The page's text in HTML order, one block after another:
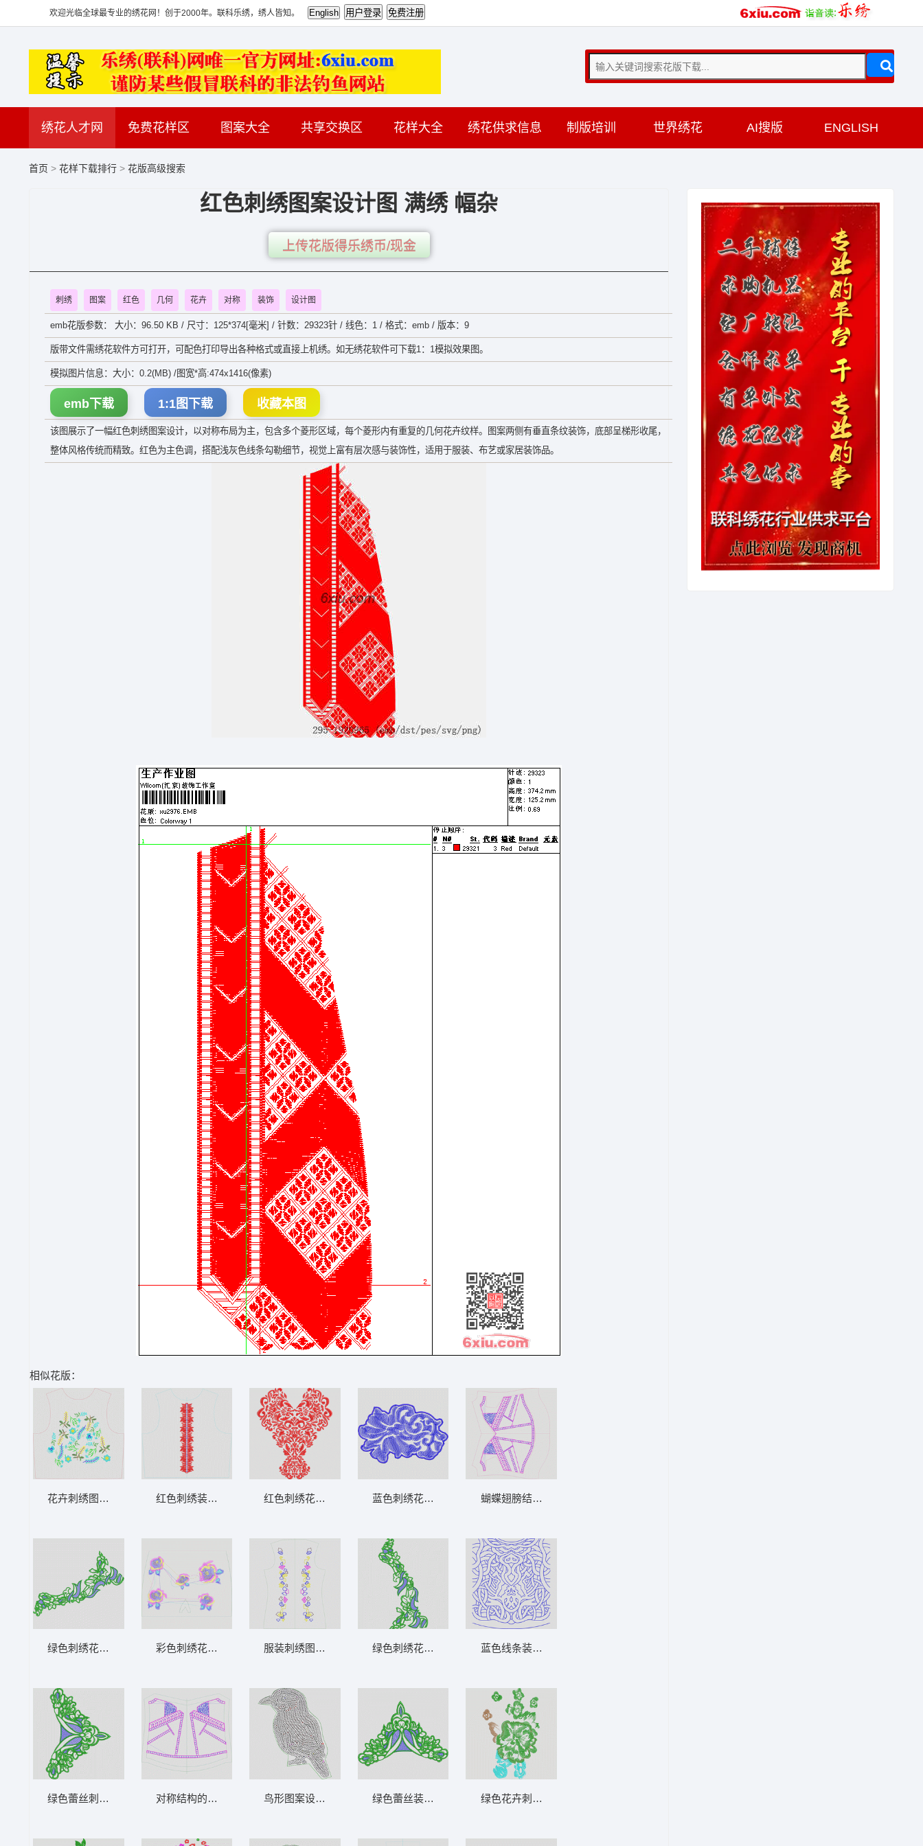
欢迎光临全球最专业的绣花网！创于2000年。联科乐绣，绣人皆知。
绣花人才网 免费花样区 图案大全 共享交换区 花样大全 绣花供求信息 制版培训 世界绣花 AI搜版 ENGLISH
首页 > 花样下载排行 > 花版高级搜索
红色刺绣图案设计图 满绣 幅杂
上传花版得乐绣币/现金
刺绣 图案 红色 几何 花卉 对称 装饰 设计图
emb花版参数： 大小：96.50 KB / 尺寸：125*374[毫米] / 针数：29323针 / 线色：1 / 格式：emb / 版本：9
版带文件需绣花软件方可打开，可配色打印导出各种格式或直接上机绣。如无绣花软件可下载1：1模拟效果图。
模拟图片信息：大小：0.2(MB) /图宽*高:474x1416(像素)
emb下载 1:1图下载 收藏本图
该图展示了一幅红色刺绣图案设计，以对称布局为主，包含多个菱形区域，每个菱形内有重复的几何花卉纹样。图案两侧有垂直条纹装饰，底部呈梯形收尾，
整体风格传统而精致。红色为主色调，搭配浅灰色线条勾勒细节，视觉上富有层次感与装饰性，适用于服装、布艺或家居装饰品。
相似花版：
花卉刺绣图案设计图 靓花 满绣
绿色刺绣花纹图案 曲线
绿色蕾丝刺绣装饰图案 内衣 曲线
红色刺绣装饰的无袖上衣设计图 条码
彩色刺绣花朵图案设计图 花朵
对称结构的建筑模型图 裙 曲线
红色刺绣花纹图案 领
服装刺绣图案设计图 几何 条码
鸟形图案设计稿 鸟 珠片
蓝色刺绣花卉图案 曲线
绿色刺绣花纹图案 曲线
绿色蕾丝装饰图案 曲线
蝴蝶翅膀结构图 曲线
蓝色线条装饰图案 曲线
绿色花卉刺绣图案 花朵